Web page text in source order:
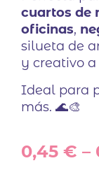
cuartos de
oficinas,
silueta de
y creativo
Ideal para
más. 🌊🎨
0,45 € –